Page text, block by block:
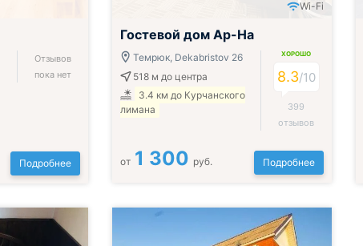
Отзывов
пока нет
Подробнее
Wi-Fi
Гостевой дом Ар-На
Темрюк, Dekabristov 26
518 м до центра
3.4 км до Курчанского
лимана
ХОРОШО
8.3/10
399
отзывов
от 1 300 руб. Подробнее